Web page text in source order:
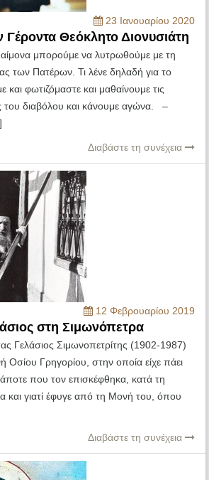
23 Ιανουαρίου 2020
Γέροντα Θεόκλητο Διονυσιάτη
μπορούμε να λυτρωθούμε με τη
των Πατέρων. Τι λένε δηλαδή για το
και φωτιζόμαστε και μαθαίνουμε τις
του διαβόλου και κάνουμε αγώνα. –
Διαβάστε τη συνέχεια
12 Φεβρουαρίου 2019
στη Σιμωνόπετρα
Γελάσιος Σιμωνοπετρίτης (1902-1987)
Γρηγορίου, στην οποία είχε πάει
που τον επισκέφθηκα, κατά τη
και γιατί έφυγε από τη Μονή του, όπου
Διαβάστε τη συνέχεια